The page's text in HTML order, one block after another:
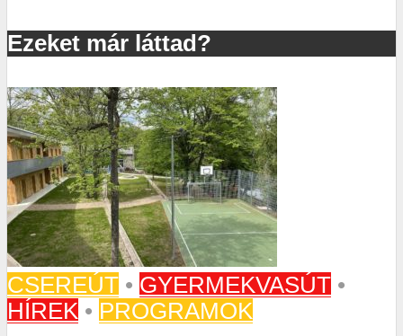
Ezeket már láttad?
CSEREÚT • GYERMEKVASÚT •
HÍREK • PROGRAMOK